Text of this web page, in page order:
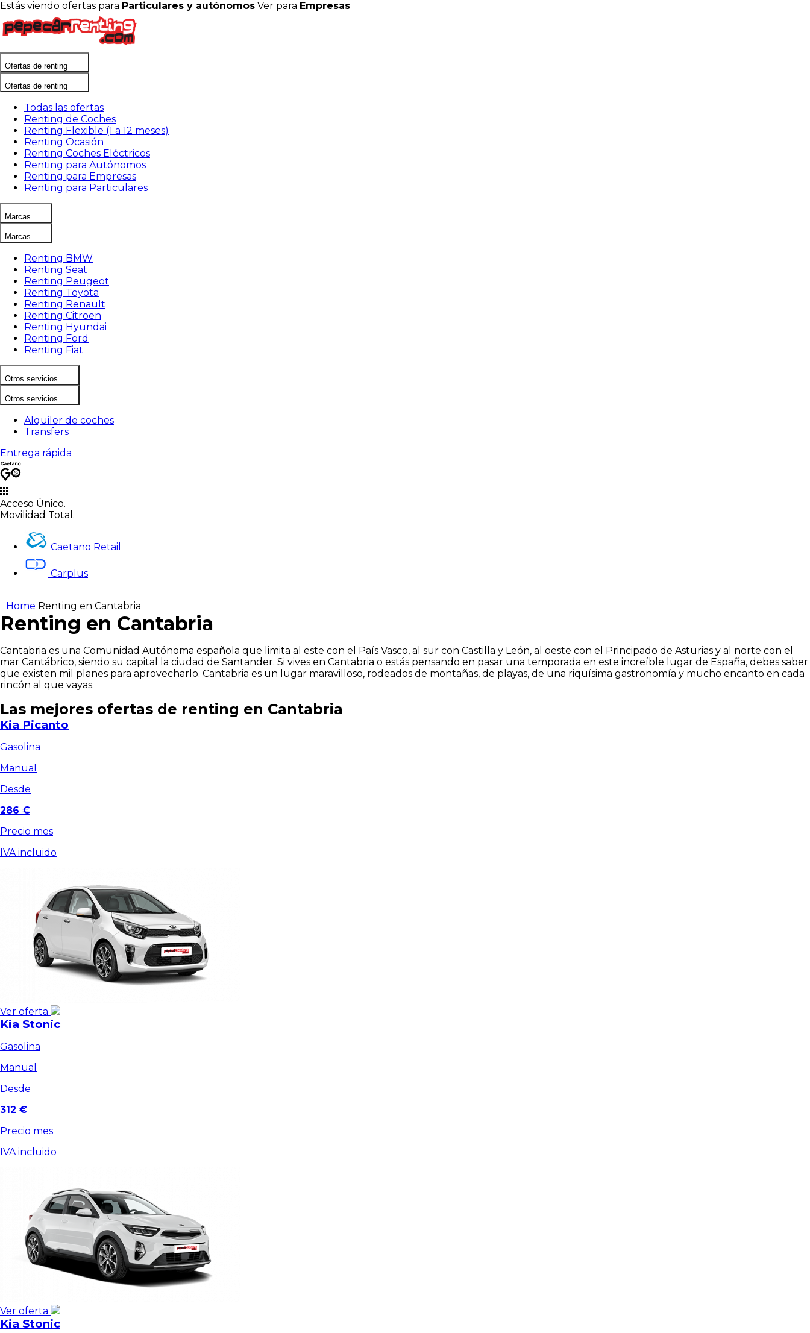
Estás viendo ofertas para Particulares y autónomos Ver para Empresas
Ofertas de renting
Ofertas de renting
Todas las ofertas
Renting de Coches
Renting Flexible (1 a 12 meses)
Renting Ocasión
Renting Coches Eléctricos
Renting para Autónomos
Renting para Empresas
Renting para Particulares
Marcas
Marcas
Renting BMW
Renting Seat
Renting Peugeot
Renting Toyota
Renting Renault
Renting Citroën
Renting Hyundai
Renting Ford
Renting Fiat
Otros servicios
Otros servicios
Alquiler de coches
Transfers
Entrega rápida
Acceso Único.
Movilidad Total.
Caetano Retail
Carplus
Home Renting en Cantabria
Renting en Cantabria
Cantabria es una Comunidad Autónoma española que limita al este con el País Vasco, al sur con Castilla y León, al oeste con el Principado de Asturias y al norte con el
mar Cantábrico, siendo su capital la ciudad de Santander. Si vives en Cantabria o estás pensando en pasar una temporada en este increíble lugar de España, debes saber
que existen mil planes para aprovecharlo. Cantabria es un lugar maravilloso, rodeados de montañas, de playas, de una riquísima gastronomía y mucho encanto en cada
rincón al que vayas.
Las mejores ofertas de renting en Cantabria
Kia Picanto
Gasolina
Manual
Desde
286 €
Precio mes
IVA incluido
Ver oferta
Kia Stonic
Gasolina
Manual
Desde
312 €
Precio mes
IVA incluido
Ver oferta
Kia Stonic